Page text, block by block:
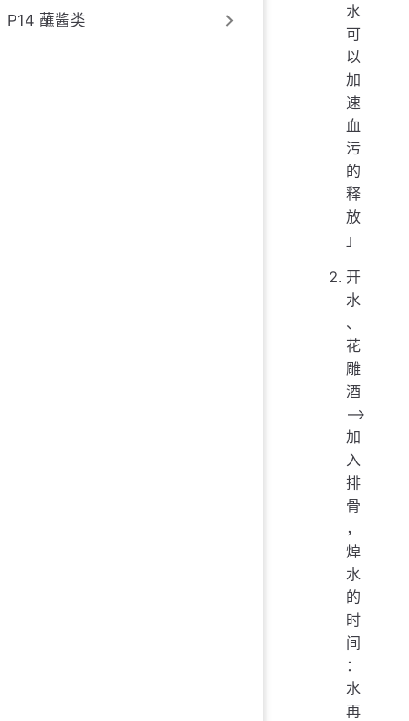
P14 蘸酱类
水
可
以
加
速
血
污
的
释
放
」
开
水
、
花
雕
酒
——>
加
入
排
骨
，
焯
水
的
时
间
：
水
再